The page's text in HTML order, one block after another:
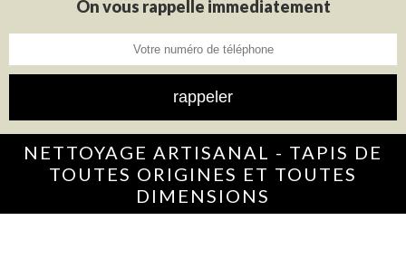
On vous rappelle immediatement
NETTOYAGE ARTISANAL - TAPIS DE
TOUTES ORIGINES ET TOUTES
DIMENSIONS